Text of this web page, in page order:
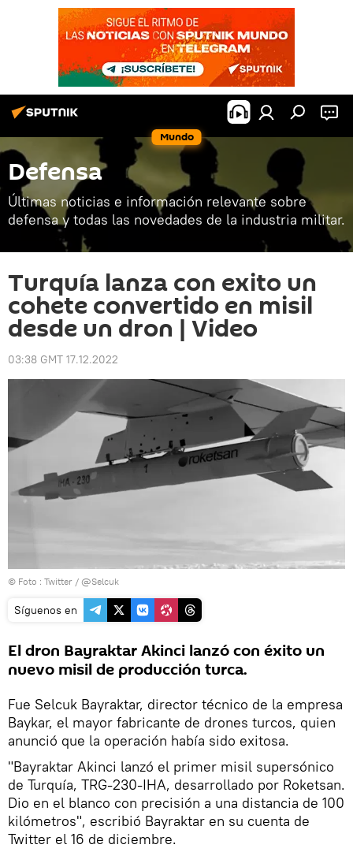
Mundo
Defensa
Últimas noticias e información relevante sobre
defensa y todas las novedades de la industria militar.
Turquía lanza con exito un
cohete convertido en misil
desde un dron | Video
03:38 GMT 17.12.2022
© Foto : Twitter / @Selcuk
Síguenos en
El dron Bayraktar Akinci lanzó con éxito un
nuevo misil de producción turca.
Fue Selcuk Bayraktar, director técnico de la empresa
Baykar, el mayor fabricante de drones turcos, quien
anunció que la operación había sido exitosa.
"Bayraktar Akinci lanzó el primer misil supersónico
de Turquía, TRG-230-IHA, desarrollado por Roketsan.
Dio en el blanco con precisión a una distancia de 100
kilómetros", escribió Bayraktar en su cuenta de
Twitter el 16 de diciembre.